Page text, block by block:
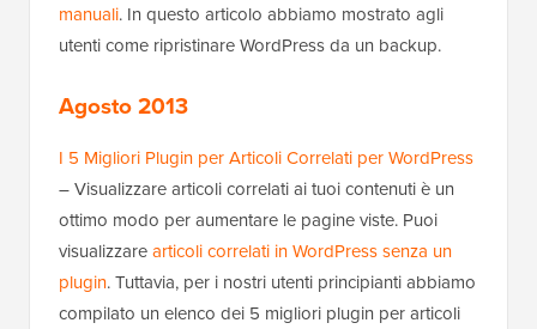
manuali. In questo articolo abbiamo mostrato agli
utenti come ripristinare WordPress da un backup.
Agosto 2013
I 5 Migliori Plugin per Articoli Correlati per WordPress
– Visualizzare articoli correlati ai tuoi contenuti è un
ottimo modo per aumentare le pagine viste. Puoi
visualizzarearticoli correlati in WordPress senza un
plugin. Tuttavia, per i nostri utenti principianti abbiamo
compilato un elenco dei 5 migliori plugin per articoli